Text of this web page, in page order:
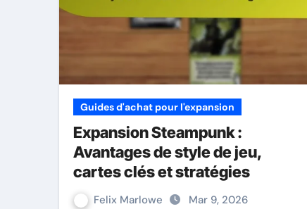
Guides d'achat pour l'expansion
Expansion Steampunk :
Avantages de style de jeu,
cartes clés et stratégies
Felix Marlowe Mar 9, 2026